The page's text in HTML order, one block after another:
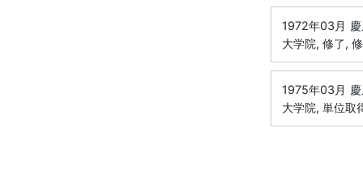
1972年03月
大学院, 修了,
1975年03月
大学院, 単位取